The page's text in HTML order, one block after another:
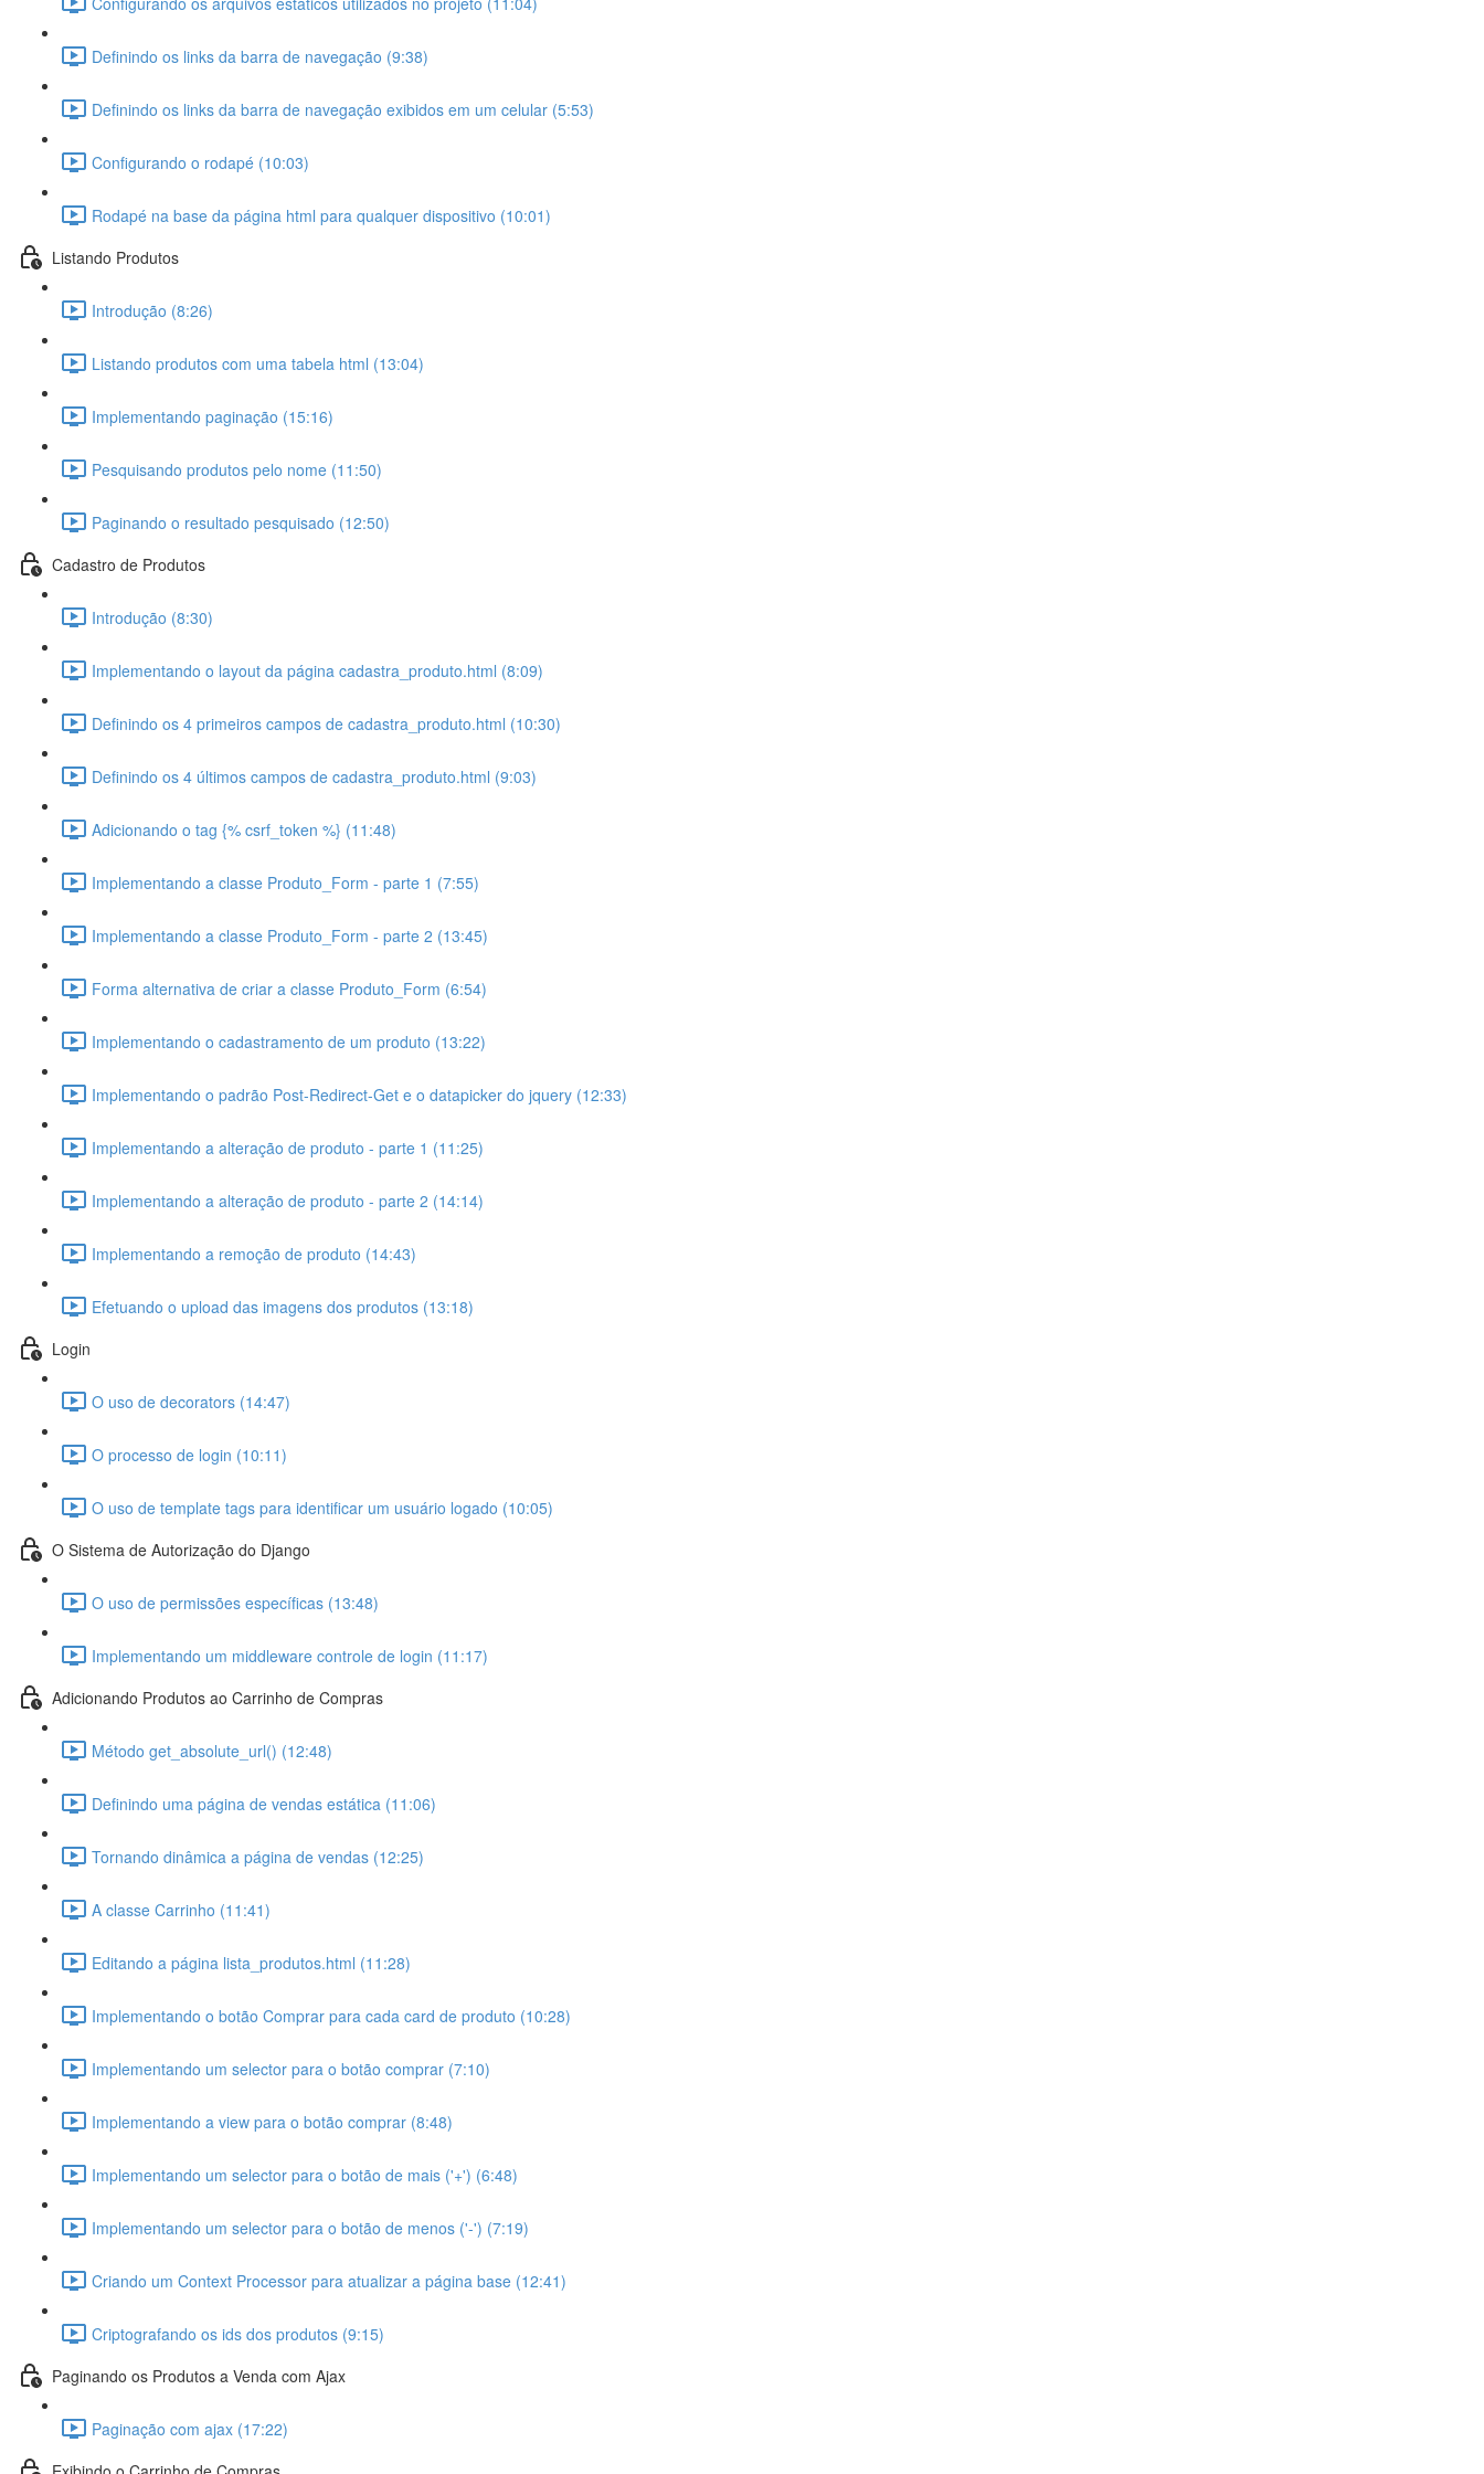
Definindo os links da barra de navegação (9:38)
Definindo os links da barra de navegação exibidos em um celular (5:53)
Configurando o rodapé (10:03)
Rodapé na base da página html para qualquer dispositivo (10:01)
Listando Produtos
Introdução (8:26)
Listando produtos com uma tabela html (13:04)
Implementando paginação (15:16)
Pesquisando produtos pelo nome (11:50)
Paginando o resultado pesquisado (12:50)
Cadastro de Produtos
Introdução (8:30)
Implementando o layout da página cadastra_produto.html (8:09)
Definindo os 4 primeiros campos de cadastra_produto.html (10:30)
Definindo os 4 últimos campos de cadastra_produto.html (9:03)
Adicionando o tag {% csrf_token %} (11:48)
Implementando a classe Produto_Form - parte 1 (7:55)
Implementando a classe Produto_Form - parte 2 (13:45)
Forma alternativa de criar a classe Produto_Form (6:54)
Implementando o cadastramento de um produto (13:22)
Implementando o padrão Post-Redirect-Get e o datapicker do jquery (12:33)
Implementando a alteração de produto - parte 1 (11:25)
Implementando a alteração de produto - parte 2 (14:14)
Implementando a remoção de produto (14:43)
Efetuando o upload das imagens dos produtos (13:18)
Login
O uso de decorators (14:47)
O processo de login (10:11)
O uso de template tags para identificar um usuário logado (10:05)
O Sistema de Autorização do Django
O uso de permissões específicas (13:48)
Implementando um middleware controle de login (11:17)
Adicionando Produtos ao Carrinho de Compras
Método get_absolute_url() (12:48)
Definindo uma página de vendas estática (11:06)
Tornando dinâmica a página de vendas (12:25)
A classe Carrinho (11:41)
Editando a página lista_produtos.html (11:28)
Implementando o botão Comprar para cada card de produto (10:28)
Implementando um selector para o botão comprar (7:10)
Implementando a view para o botão comprar (8:48)
Implementando um selector para o botão de mais ('+') (6:48)
Implementando um selector para o botão de menos ('-') (7:19)
Criando um Context Processor para atualizar a página base (12:41)
Criptografando os ids dos produtos (9:15)
Paginando os Produtos a Venda com Ajax
Paginação com ajax (17:22)